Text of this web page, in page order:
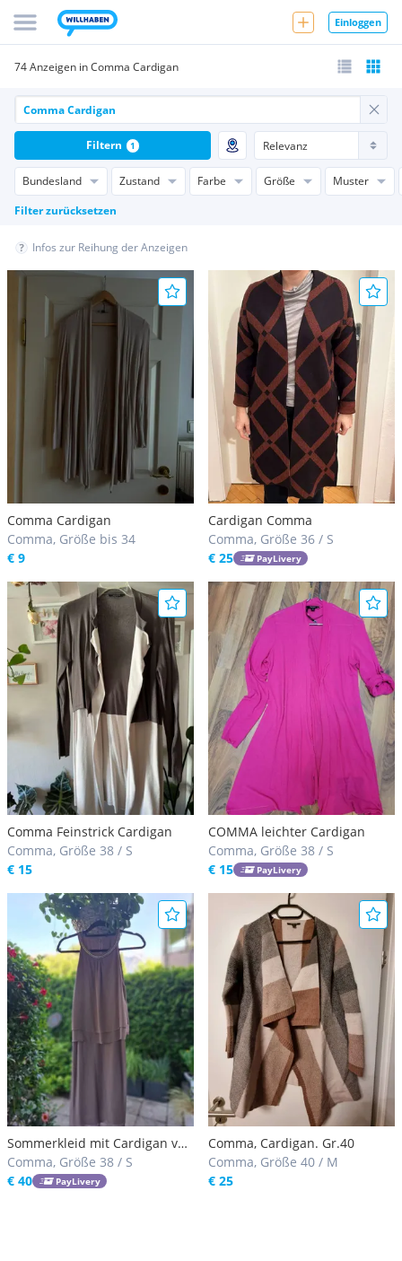
Einloggen
74 Anzeigen in Comma Cardigan
Bundesland Zustand Farbe Größe
Muster
Filter zurücksetzen
Filtern 1
Infos zur Reihung der Anzeigen
Comma Cardigan
Comma, Größe bis 34
€ 9
Cardigan Comma
Comma, Größe 36 / S
€ 25
PayLivery
Comma Feinstrick Cardigan
Comma, Größe 38 / S
€ 15
COMMA leichter Cardigan
Comma, Größe 38 / S
€ 15
PayLivery
Sommerkleid mit Cardigan von
Comma
Comma, Größe 38 / S
€ 40
PayLivery
Comma, Cardigan. Gr.40
Comma, Größe 40 / M
€ 25